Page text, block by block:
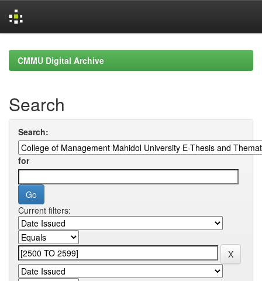
navigationCMMU Digital Archive
Search
Search:
for
Current filters: